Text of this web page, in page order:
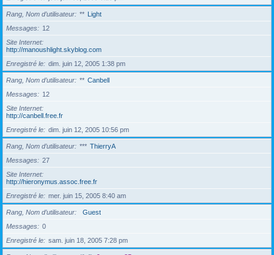
Rang, Nom d’utilisateur ** Light
Messages
12
Site Internet
http://manoushlight.skyblog.com
Enregistré le
dim. juin 12, 2005 1:38 pm
Rang, Nom d’utilisateur ** Canbell
Messages
12
Site Internet
http://canbell.free.fr
Enregistré le
dim. juin 12, 2005 10:56 pm
Rang, Nom d’utilisateur *** ThierryA
Messages
27
Site Internet
http://hieronymus.assoc.free.fr
Enregistré le
mer. juin 15, 2005 8:40 am
Rang, Nom d’utilisateur
Guest
Messages
0
Enregistré le
sam. juin 18, 2005 7:28 pm